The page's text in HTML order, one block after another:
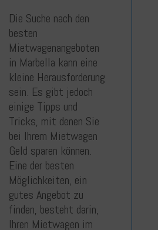
Die Suche nach den
besten
Mietwagenangeboten
in Marbella kann eine
kleine Herausforderung
sein. Es gibt jedoch
einige Tipps und
Tricks, mit denen Sie
bei Ihrem Mietwagen
Geld sparen können.
Eine der besten
Möglichkeiten, ein
gutes Angebot zu
finden, besteht darin,
Ihren Mietwagen im